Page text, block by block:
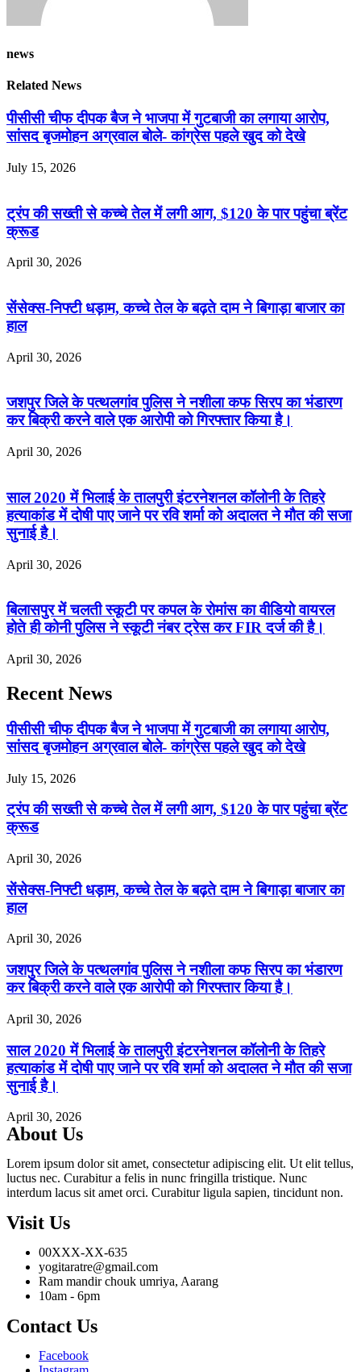
news
Related News
पीसीसी चीफ दीपक बैज ने भाजपा में गुटबाजी का लगाया आरोप,
सांसद बृजमोहन अग्रवाल बोले- कांग्रेस पहले खुद को देखे
July 15, 2026
ट्रंप की सख्ती से कच्चे तेल में लगी आग, $120 के पार पहुंचा ब्रेंट
क्रूड
April 30, 2026
सेंसेक्स-निफ्टी धड़ाम, कच्चे तेल के बढ़ते दाम ने बिगाड़ा बाजार का
हाल
April 30, 2026
जशपुर जिले के पत्थलगांव पुलिस ने नशीला कफ सिरप का भंडारण
कर बिक्री करने वाले एक आरोपी को गिरफ्तार किया है।
April 30, 2026
साल 2020 में भिलाई के तालपुरी इंटरनेशनल कॉलोनी के तिहरे
हत्याकांड में दोषी पाए जाने पर रवि शर्मा को अदालत ने मौत की सजा
सुनाई है।
April 30, 2026
बिलासपुर में चलती स्कूटी पर कपल के रोमांस का वीडियो वायरल
होते ही कोनी पुलिस ने स्कूटी नंबर ट्रेस कर FIR दर्ज की है।
April 30, 2026
Recent News
पीसीसी चीफ दीपक बैज ने भाजपा में गुटबाजी का लगाया आरोप,
सांसद बृजमोहन अग्रवाल बोले- कांग्रेस पहले खुद को देखे
July 15, 2026
ट्रंप की सख्ती से कच्चे तेल में लगी आग, $120 के पार पहुंचा ब्रेंट
क्रूड
April 30, 2026
सेंसेक्स-निफ्टी धड़ाम, कच्चे तेल के बढ़ते दाम ने बिगाड़ा बाजार का
हाल
April 30, 2026
जशपुर जिले के पत्थलगांव पुलिस ने नशीला कफ सिरप का भंडारण
कर बिक्री करने वाले एक आरोपी को गिरफ्तार किया है।
April 30, 2026
साल 2020 में भिलाई के तालपुरी इंटरनेशनल कॉलोनी के तिहरे
हत्याकांड में दोषी पाए जाने पर रवि शर्मा को अदालत ने मौत की सजा
सुनाई है।
April 30, 2026
About Us
Lorem ipsum dolor sit amet, consectetur adipiscing elit. Ut elit tellus,
luctus nec. Curabitur a felis in nunc fringilla tristique. Nunc
interdum lacus sit amet orci. Curabitur ligula sapien, tincidunt non.
Visit Us
00XXX-XX-635
yogitaratre@gmail.com
Ram mandir chouk umriya, Aarang
10am - 6pm
Contact Us
Facebook